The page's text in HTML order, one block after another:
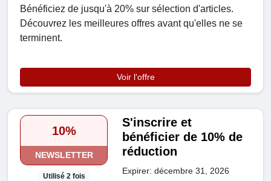
Bénéficiez de jusqu'à 20% sur sélection d'articles.
Découvrez les meilleures offres avant qu'elles ne se
terminent.
Voir l'offre
10%
NEWSLETTER
Utilisé 2 fois
S'inscrire et
bénéficier de 10% de
réduction
Expirer: décembre 31, 2026